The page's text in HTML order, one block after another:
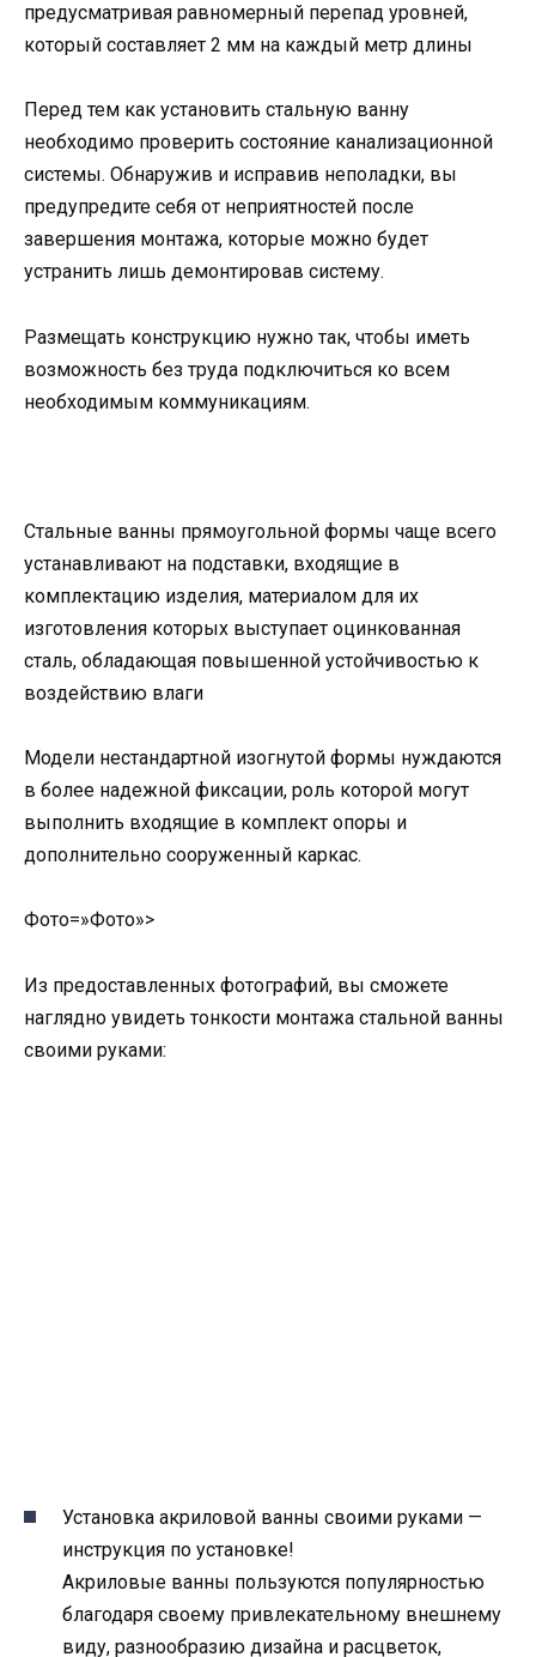
предусматривая равномерный перепад уровней,
который составляет 2 мм на каждый метр длины
Перед тем как установить стальную ванну
необходимо проверить состояние канализационной
системы. Обнаружив и исправив неполадки, вы
предупредите себя от неприятностей после
завершения монтажа, которые можно будет
устранить лишь демонтировав систему.
Размещать конструкцию нужно так, чтобы иметь
возможность без труда подключиться ко всем
необходимым коммуникациям.
Стальные ванны прямоугольной формы чаще всего
устанавливают на подставки, входящие в
комплектацию изделия, материалом для их
изготовления которых выступает оцинкованная
сталь, обладающая повышенной устойчивостью к
воздействию влаги
Модели нестандартной изогнутой формы нуждаются
в более надежной фиксации, роль которой могут
выполнить входящие в комплект опоры и
дополнительно сооруженный каркас.
Фото=»Фото»>
Из предоставленных фотографий, вы сможете
наглядно увидеть тонкости монтажа стальной ванны
своими руками:
Установка акриловой ванны своими руками —
инструкция по установке!
Акриловые ванны пользуются популярностью
благодаря своему привлекательному внешнему
виду, разнообразию дизайна и расцветок,